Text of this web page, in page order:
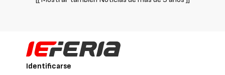
Identificarse